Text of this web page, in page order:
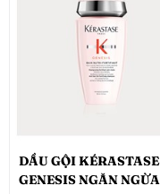
DẦU GỘI KÉRASTASE
GENESIS NGĂN NGỪA